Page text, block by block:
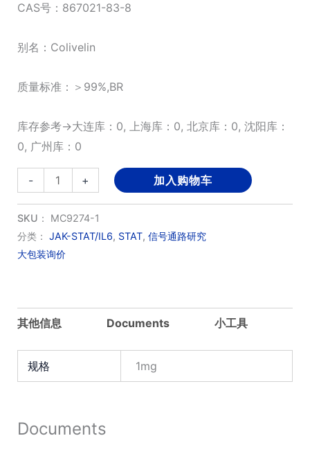
CAS号：867021-83-8
别名：Colivelin
质量标准：＞99%,BR
库存参考→大连库：0, 上海库：0, 北京库：0, 沈阳库：
0, 广州库：0
-
Colivelin
数
量
+ 加入购物车
SKU： MC9274-1
分类： JAK-STAT/IL6, STAT, 信号通路研究
大包装询价
其他信息 Documents 小工具
规格 1mg
Documents